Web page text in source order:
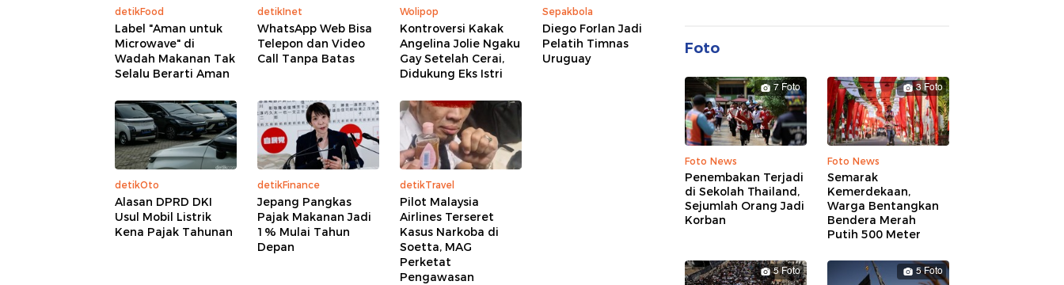
detikFood
Label "Aman untuk
Microwave" di
Wadah Makanan Tak
Selalu Berarti Aman
detikInet
WhatsApp Web Bisa
Telepon dan Video
Call Tanpa Batas
Wolipop
Kontroversi Kakak
Angelina Jolie Ngaku
Gay Setelah Cerai,
Didukung Eks Istri
Sepakbola
Diego Forlan Jadi
Pelatih Timnas
Uruguay
detikOto
Alasan DPRD DKI
Usul Mobil Listrik
Kena Pajak Tahunan
detikFinance
Jepang Pangkas
Pajak Makanan Jadi
1% Mulai Tahun
Depan
detikTravel
Pilot Malaysia
Airlines Terseret
Kasus Narkoba di
Soetta, MAG
Perketat
Pengawasan
Foto
7 Foto
Foto News
Penembakan Terjadi
di Sekolah Thailand,
Sejumlah Orang Jadi
Korban
3 Foto
Foto News
Semarak
Kemerdekaan,
Warga Bentangkan
Bendera Merah
Putih 500 Meter
5 Foto 5 Foto